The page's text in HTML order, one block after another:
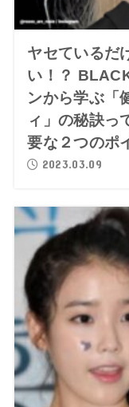
ヤセているだ
い！？
ンから学ぶ「
ィ」の秘訣っ
要な２つのポ
2023.03.09